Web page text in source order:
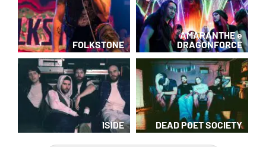
FOLKSTONE
AMARANTHE e
DRAGONFORCE
ISIDE DEAD POET SOCIETY